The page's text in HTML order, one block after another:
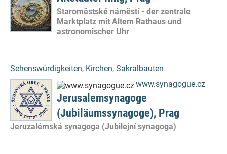
Staroměstské náměstí - der zentrale
Marktplatz mit Altem Rathaus und
astronomischer Uhr
Sehenswürdigkeiten, Kirchen, Sakralbauten
www.synagogue.cz
Jerusalemsynagoge
(Jubiläumssynagoge), Prag
Jeruzalémská synagoga (Jubilejní synagoga)